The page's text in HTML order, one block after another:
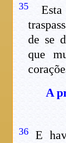
35 Esta
de se
que
A
36 E